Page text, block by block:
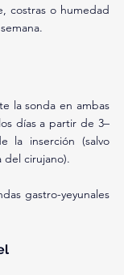
costras o humedad
la sonda en ambas
días a partir de 3–
la inserción (salvo
del cirujano).